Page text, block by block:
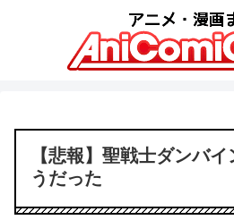
【悲報】聖戦士ダンバ
うだった